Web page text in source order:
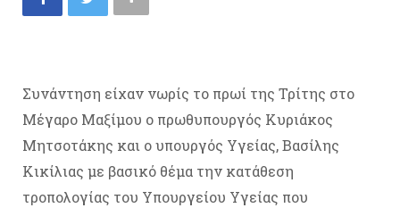
Συνάντηση είχαν νωρίς το πρωί της Τρίτης στο
Μέγαρο Μαξίμου ο πρωθυπουργός Κυριάκος
Μητσοτάκης και ο υπουργός Υγείας, Βασίλης
Κικίλιας με βασικό θέμα την κατάθεση
τροπολογίας του Υπουργείου Υγείας που